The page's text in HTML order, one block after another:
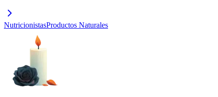
NutricionistasProductos Naturales